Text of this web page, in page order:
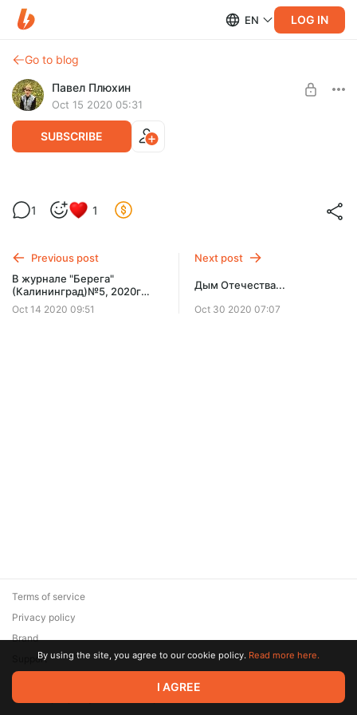
EN LOG IN
Go to blog
Павел Плюхин
Oct 15 2020 05:31
SUBSCRIBE
Причём здесь пандемия?!
пандемия вызвала взрыв эмоций!
SUBSCRIBE
1 1
Previous post
В журнале "Берега"
(Калининград)№5, 2020г
вышла моя статья о
знаменитом роде
Oct 14 2020 09:51
Next post
Дым Отечества...
Oct 30 2020 07:07
© 2026 Zaya Solutions Limited. All rights reserved. All trademarks
are the property of their respective owners.
Terms of service
Privacy policy
Brand
SupportBy using the site, you agree to our cookie policy. Read more here.
I AGREE